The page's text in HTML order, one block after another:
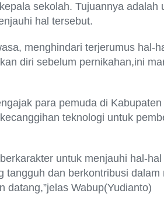
sekolah. Tujuannya adalah
hal tersebut.
menghindari terjerumus hal-
diri sebelum pernikahan,ini
para pemuda di
teknologi untuk
untuk menjauhi hal-
dan berkontribusi dalam
datang,”jelas Wabup(Yudianto)